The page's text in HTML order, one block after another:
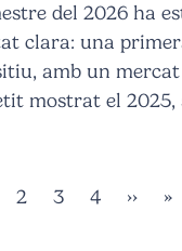
del 2026 ha
clara: una
amb un mercat
mostrat el 2025,
actual
Pàgina
2 Pàgina
3 Pàgina
4 ›› »